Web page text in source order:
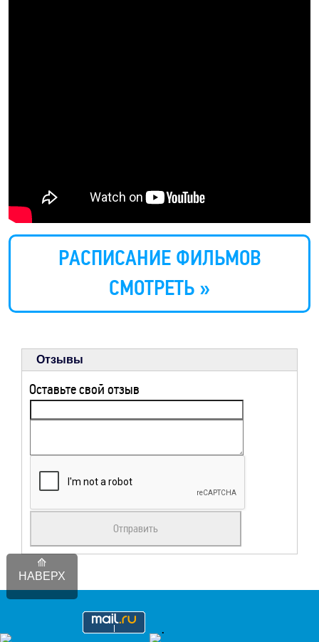
НАВЕРХ
РАСПИСАНИЕ ФИЛЬМОВ
СМОТРЕТЬ »
Отзывы
Оставьте свой отзыв
.